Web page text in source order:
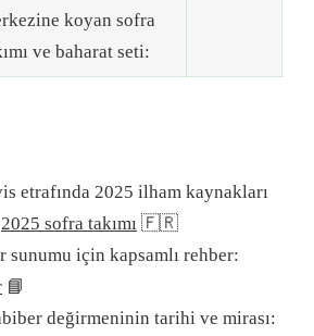
koyan sofra
ve baharat seti:
etrafında 2025 ilham kaynakları
2025 sofra takımı 🇫🇷
sunumu için kapsamlı rehber:
📘
değirmeninin tarihi ve mirası: